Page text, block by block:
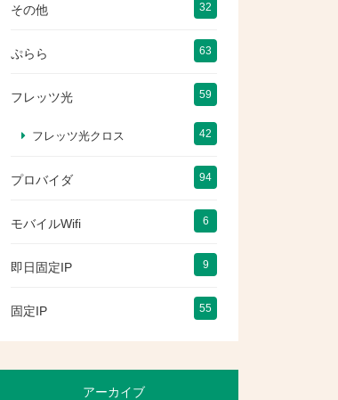
その他 32
ぷらら 63
フレッツ光 59
フレッツ光クロス 42
プロバイダ 94
モバイルWifi 6
即日固定IP 9
固定IP 55
アーカイブ